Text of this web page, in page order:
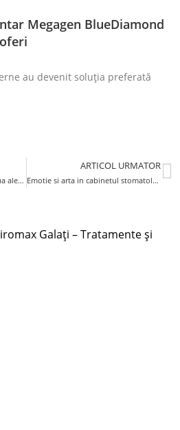
Megagen BlueDiamond
au devenit soluția preferată
Implantium si Superline, o noua alegere pentru pacienti
ARTICOL URMATOR
Emotie si arta in cabinetul stomatologic
Galați – Tratamente și